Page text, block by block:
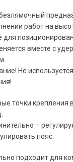
работ на
для
вместе с
Не
точки крепления
–
пояс.
подходит для